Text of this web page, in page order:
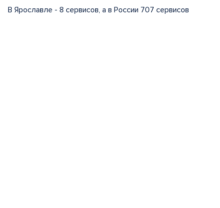
В Ярославле - 8 сервисов, а в России 707 сервисов